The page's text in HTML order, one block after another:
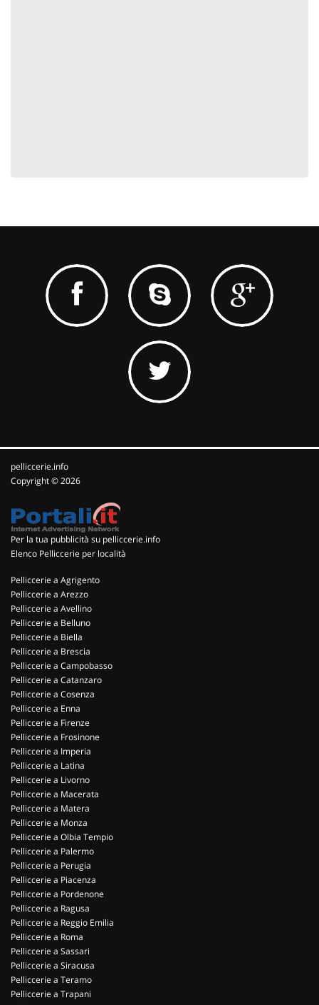
pelliccerie.info
Copyright © 2026
Per la tua pubblicità su pelliccerie.info
Elenco Pelliccerie per località
Pelliccerie a Agrigento
Pelliccerie a Arezzo
Pelliccerie a Avellino
Pelliccerie a Belluno
Pelliccerie a Biella
Pelliccerie a Brescia
Pelliccerie a Campobasso
Pelliccerie a Catanzaro
Pelliccerie a Cosenza
Pelliccerie a Enna
Pelliccerie a Firenze
Pelliccerie a Frosinone
Pelliccerie a Imperia
Pelliccerie a Latina
Pelliccerie a Livorno
Pelliccerie a Macerata
Pelliccerie a Matera
Pelliccerie a Monza
Pelliccerie a Olbia Tempio
Pelliccerie a Palermo
Pelliccerie a Perugia
Pelliccerie a Piacenza
Pelliccerie a Pordenone
Pelliccerie a Ragusa
Pelliccerie a Reggio Emilia
Pelliccerie a Roma
Pelliccerie a Sassari
Pelliccerie a Siracusa
Pelliccerie a Teramo
Pelliccerie a Trapani